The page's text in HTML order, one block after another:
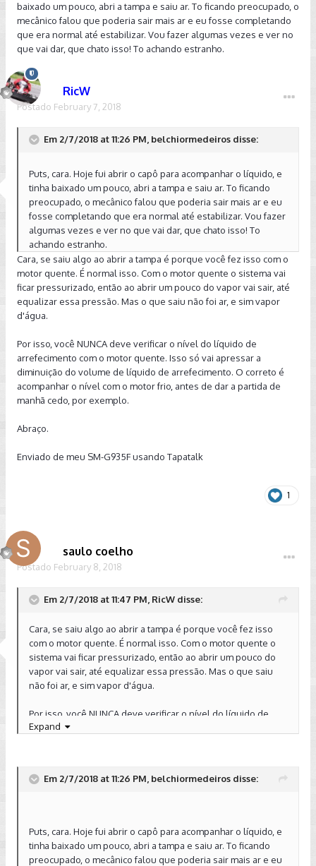
baixado um pouco, abri a tampa e saiu ar. To ficando preocupado, o
mecânico falou que poderia sair mais ar e eu fosse completando
que era normal até estabilizar. Vou fazer algumas vezes e ver no
que vai dar, que chato isso! To achando estranho.
RicW
Postado February 7, 2018
Em 2/7/2018 at 11:26 PM, belchiormedeiros disse:
Puts, cara. Hoje fui abrir o capô para acompanhar o líquido, e
tinha baixado um pouco, abri a tampa e saiu ar. To ficando
preocupado, o mecânico falou que poderia sair mais ar e eu
fosse completando que era normal até estabilizar. Vou fazer
algumas vezes e ver no que vai dar, que chato isso! To
achando estranho.
Cara, se saiu algo ao abrir a tampa é porque você fez isso com o
motor quente. É normal isso. Com o motor quente o sistema vai
ficar pressurizado, então ao abrir um pouco do vapor vai sair, até
equalizar essa pressão. Mas o que saiu não foi ar, e sim vapor
d'água.
Por isso, você NUNCA deve verificar o nível do líquido de
arrefecimento com o motor quente. Isso só vai apressar a
diminuição do volume de líquido de arrefecimento. O correto é
acompanhar o nível com o motor frio, antes de dar a partida de
manhã cedo, por exemplo.
Abraço.
Enviado de meu SM-G935F usando Tapatalk
1
saulo coelho
Postado February 8, 2018
Em 2/7/2018 at 11:47 PM, RicW disse:
Cara, se saiu algo ao abrir a tampa é porque você fez isso
com o motor quente. É normal isso. Com o motor quente o
sistema vai ficar pressurizado, então ao abrir um pouco do
vapor vai sair, até equalizar essa pressão. Mas o que saiu
não foi ar, e sim vapor d'água.
Por isso, você NUNCA deve verificar o nível do líquido de
arrefecimento com o motor quente. Isso só vai apressar a
Enviado de meu SM-G935F usando Tapatalk
Expand
Em 2/7/2018 at 11:26 PM, belchiormedeiros disse:
Puts, cara. Hoje fui abrir o capô para acompanhar o líquido, e
tinha baixado um pouco, abri a tampa e saiu ar. To ficando
preocupado, o mecânico falou que poderia sair mais ar e eu